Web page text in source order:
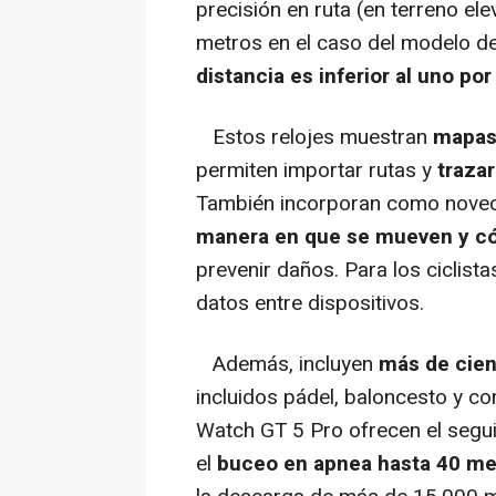
precisión en ruta (en terreno
metros en el caso del modelo
distancia es inferior al uno
Estos relojes muestran
permiten importar rutas y
También incorporan como
manera en que se mueven y
prevenir daños. Para los
datos entre dispositivos.
Además, incluyen más de
incluidos pádel, baloncesto y
Watch GT 5 Pro ofrecen el
el buceo en apnea hasta 40